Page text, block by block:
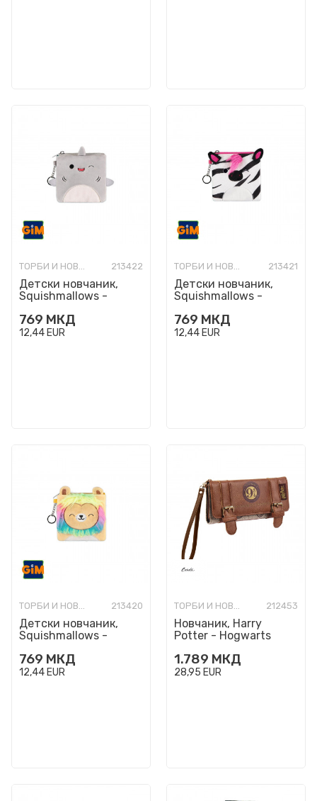
ТОРБИ И НОВЧАНИЦИ МОДНИ 213422
Детски новчаник,
Squishmallows -
769 МКД
12,44 EUR
ТОРБИ И НОВЧАНИЦИ МОДНИ 213421
Детски новчаник,
Squishmallows -
769 МКД
12,44 EUR
ТОРБИ И НОВЧАНИЦИ МОДНИ 213420
Детски новчаник,
Squishmallows -
769 МКД
12,44 EUR
ТОРБИ И НОВЧАНИЦИ МОДНИ 212453
Новчаник, Harry
Potter - Hogwarts
1.789 МКД
28,95 EUR